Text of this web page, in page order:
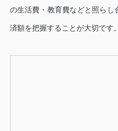
の生活費・教育費などと照らし
済額を把握することが大切です。